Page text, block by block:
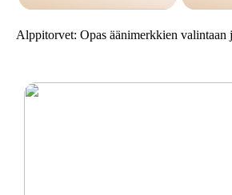
Alppitorvet: Opas äänimerkkien valintaan